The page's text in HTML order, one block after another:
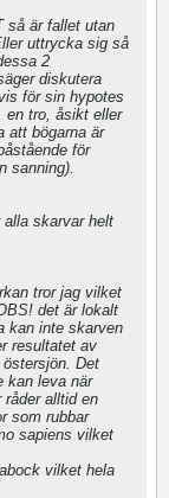
så är fallet utan
uttrycka sig så
2
diskutera
för sin hypotes
en tro, åsikt eller
att bögarna är
för
sanning).
skarvar helt
tror jag vilket
det är lokalt
kan inte skarven
resultatet av
Det
kan leva när
alltid en
som rubbar
sapiens vilket
vilket hela